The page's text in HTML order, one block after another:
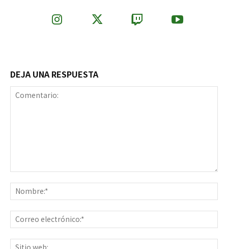
DEJA UNA RESPUESTA